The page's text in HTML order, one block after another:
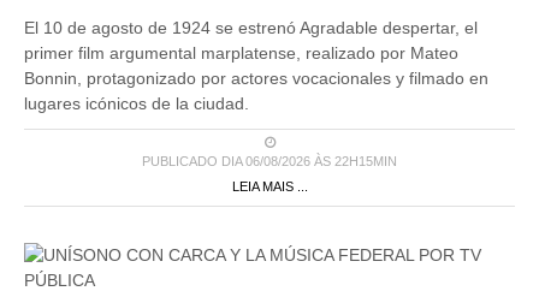
El 10 de agosto de 1924 se estrenó Agradable despertar, el
primer film argumental marplatense, realizado por Mateo
Bonnin, protagonizado por actores vocacionales y filmado en
lugares icónicos de la ciudad.
PUBLICADO DIA 06/08/2026 ÀS 22H15MIN
LEIA MAIS ...